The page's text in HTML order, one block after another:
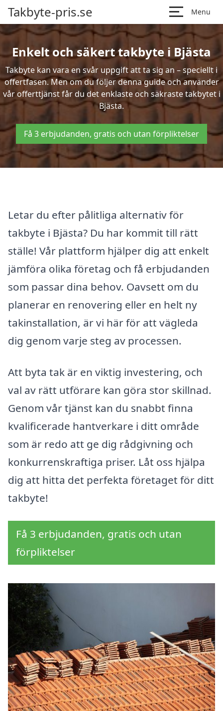
Takbyte-pris.se Menu
Enkelt och säkert takbyte i Bjästa
Takbyte kan vara en svår uppgift att ta sig an – speciellt i
offertfasen. Men om du följer denna guide och använder
vår offerttjänst får du det enklaste och säkraste takbytet i
Bjästa.
Få 3 erbjudanden, gratis och utan förpliktelser
Letar du efter pålitliga alternativ för
takbyte i Bjästa? Du har kommit till rätt
ställe! Vår plattform hjälper dig att enkelt
jämföra olika företag och få erbjudanden
som passar dina behov. Oavsett om du
planerar en renovering eller en helt ny
takinstallation, är vi här för att vägleda
dig genom varje steg av processen.
Att byta tak är en viktig investering, och
val av rätt utförare kan göra stor skillnad.
Genom vår tjänst kan du snabbt finna
kvalificerade hantverkare i ditt område
som är redo att ge dig rådgivning och
konkurrenskraftiga priser. Låt oss hjälpa
dig att hitta det perfekta företaget för ditt
takbyte!
Få 3 erbjudanden, gratis och utan
förpliktelser